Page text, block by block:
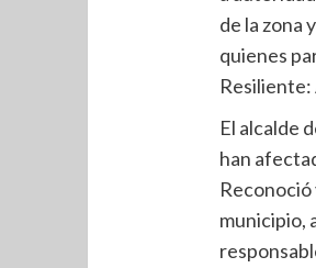
de la zona
quienes
Resiliente:
El alcalde
han
municipio,